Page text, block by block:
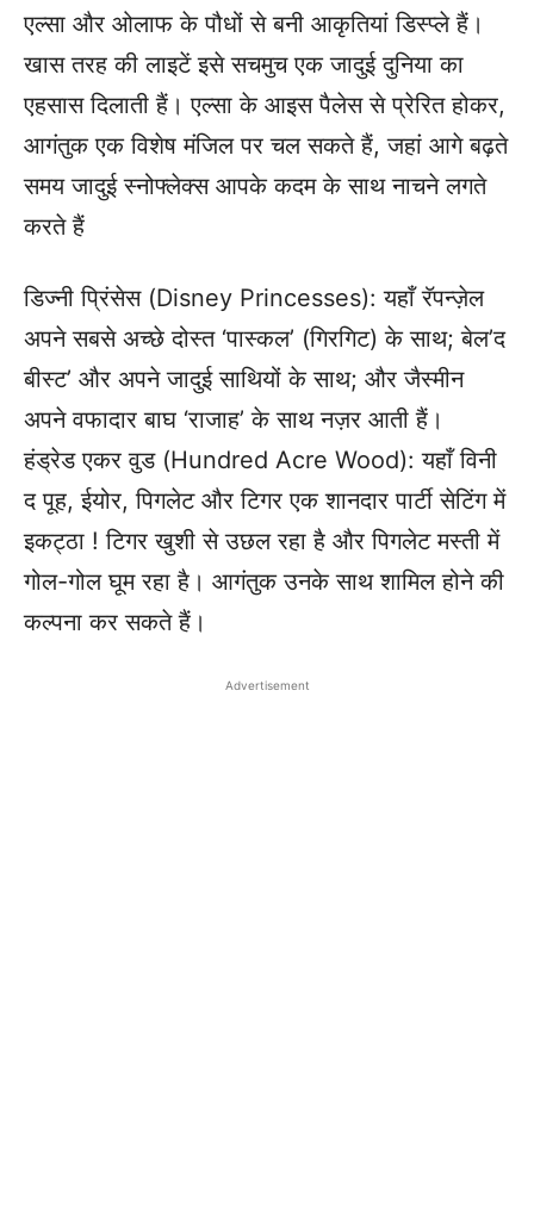
एल्सा और ओलाफ के पौधों से बनी आकृतियां डिस्प्ले हैं।
खास तरह की लाइटें इसे सचमुच एक जादुई दुनिया का
एहसास दिलाती हैं। एल्सा के आइस पैलेस से प्रेरित होकर,
आगंतुक एक विशेष मंजिल पर चल सकते हैं, जहां आगे बढ़ते
समय जादुई स्नोफ्लेक्स आपके कदम के साथ नाचने लगते
करते हैं
डिज्नी प्रिंसेस (Disney Princesses): यहाँ रॅपन्ज़ेल
अपने सबसे अच्छे दोस्त ‘पास्कल’ (गिरगिट) के साथ; बेल’द
बीस्ट’ और अपने जादुई साथियों के साथ; और जैस्मीन
अपने वफादार बाघ ‘राजाह’ के साथ नज़र आती हैं।
हंड्रेड एकर वुड (Hundred Acre Wood): यहाँ विनी
द पूह, ईयोर, पिगलेट और टिगर एक शानदार पार्टी सेटिंग में
इकट्ठा ! टिगर खुशी से उछल रहा है और पिगलेट मस्ती में
गोल-गोल घूम रहा है। आगंतुक उनके साथ शामिल होने की
कल्पना कर सकते हैं।
Advertisement